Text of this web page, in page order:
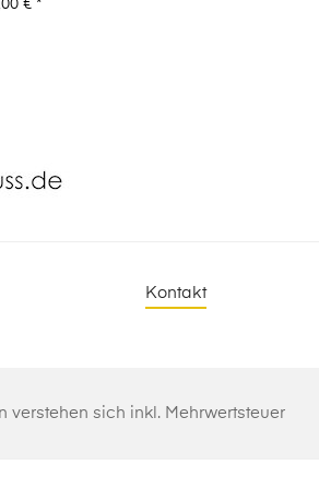
€*
Kontakt
verstehen sich inkl. Mehrwertsteuer